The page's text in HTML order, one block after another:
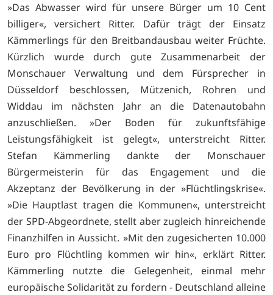
»Das Abwasser wird für unsere Bürger um 10 Cent
billiger«, versichert Ritter. Dafür trägt der Einsatz
Kämmerlings für den Breitbandausbau weiter Früchte.
Kürzlich wurde durch gute Zusammenarbeit der
Monschauer Verwaltung und dem Fürsprecher in
Düsseldorf beschlossen, Mützenich, Rohren und
Widdau im nächsten Jahr an die Datenautobahn
anzuschließen. »Der Boden für zukunftsfähige
Leistungsfähigkeit ist gelegt«, unterstreicht Ritter.
Stefan Kämmerling dankte der Monschauer
Bürgermeisterin für das Engagement und die
Akzeptanz der Bevölkerung in der »Flüchtlingskrise«.
»Die Hauptlast tragen die Kommunen«, unterstreicht
der SPD-Abgeordnete, stellt aber zugleich hinreichende
Finanzhilfen in Aussicht. »Mit den zugesicherten 10.000
Euro pro Flüchtling kommen wir hin«, erklärt Ritter.
Kämmerling nutzte die Gelegenheit, einmal mehr
europäische Solidarität zu fordern - Deutschland alleine